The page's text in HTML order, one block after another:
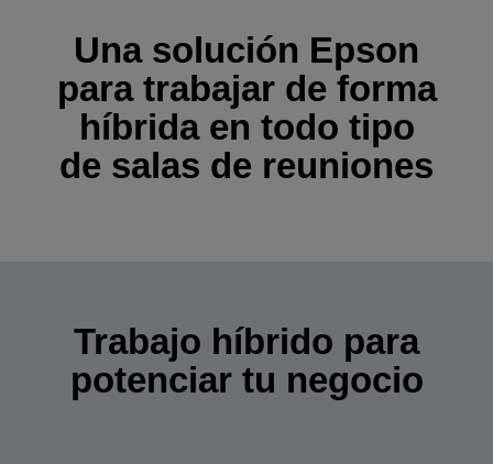
Una solución Epson
para trabajar de forma
híbrida en todo tipo
de salas de reuniones
Trabajo híbrido para
potenciar tu negocio